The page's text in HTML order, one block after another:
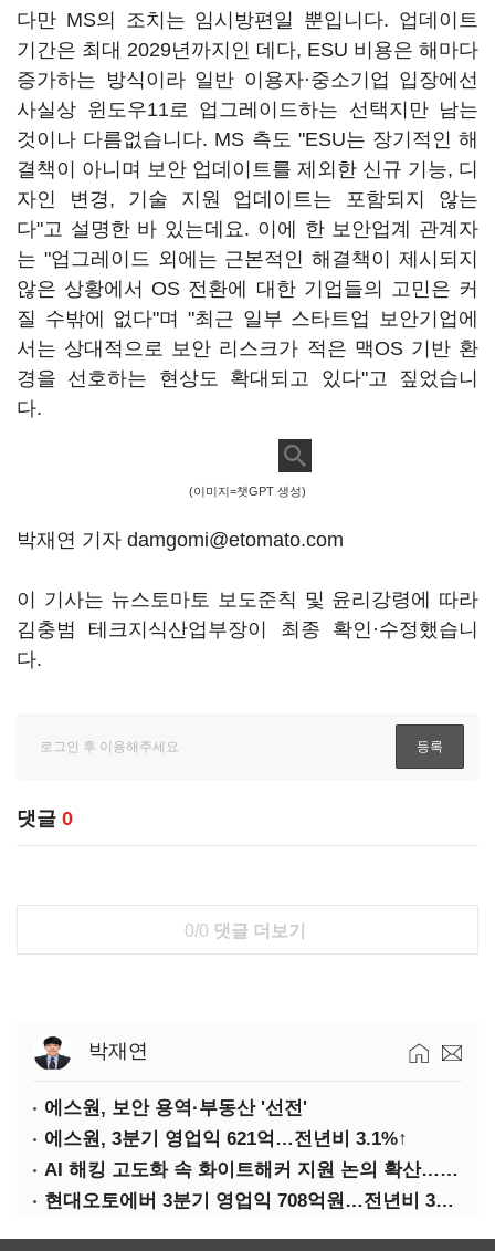
다만 MS의 조치는 임시방편일 뿐입니다. 업데이트
기간은 최대 2029년까지인 데다, ESU 비용은 해마다
증가하는 방식이라 일반 이용자·중소기업 입장에선
사실상 윈도우11로 업그레이드하는 선택지만 남는
것이나 다름없습니다. MS 측도 "ESU는 장기적인 해
결책이 아니며 보안 업데이트를 제외한 신규 기능, 디
자인 변경, 기술 지원 업데이트는 포함되지 않는
다"고 설명한 바 있는데요. 이에 한 보안업계 관계자
는 "업그레이드 외에는 근본적인 해결책이 제시되지
않은 상황에서 OS 전환에 대한 기업들의 고민은 커
질 수밖에 없다"며 "최근 일부 스타트업 보안기업에
서는 상대적으로 보안 리스크가 적은 맥OS 기반 환
경을 선호하는 현상도 확대되고 있다"고 짚었습니
다.
(이미지=챗GPT 생성)
박재연 기자 damgomi@etomato.com
이 기사는 뉴스토마토 보도준칙 및 윤리강령에 따라
김충범 테크지식산업부장이 최종 확인·수정했습니
다.
댓글 0
0/0 댓글 더보기
박재연
에스원, 보안 용역·부동산 '선전'
에스원, 3분기 영업익 621억…전년비 3.1%↑
AI 해킹 고도화 속 화이트해커 지원 논의 확산…'버그바운티' 재조명
현대오토에버 3분기 영업익 708억원…전년비 34.8%↑